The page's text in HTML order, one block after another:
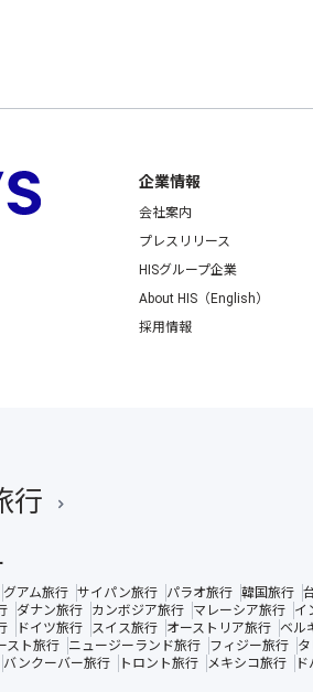
企業情報
会社案内
プレスリリース
HISグループ企業
About HIS（English）
採用情報
行
グアム旅行 サイパン旅行 パラオ旅行 韓国旅行
ダナン旅行 カンボジア旅行 マレーシア旅行 イ
ドイツ旅行 スイス旅行 オーストリア旅行 ベル
スト旅行
ニュージーランド旅行 フィジー旅行
バンクーバー旅行 トロント旅行 メキシコ旅行